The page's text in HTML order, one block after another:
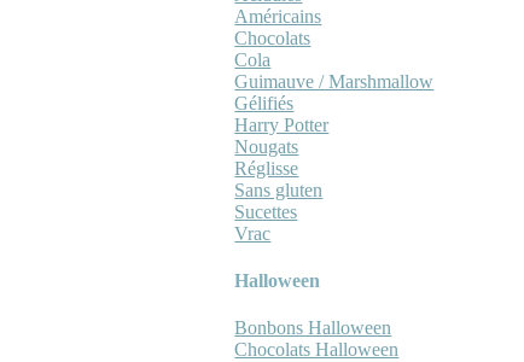
Américains
Chocolats
Cola
Guimauve / Marshmallow
Gélifiés
Harry Potter
Nougats
Réglisse
Sans gluten
Sucettes
Vrac
Halloween
Bonbons Halloween
Chocolats Halloween